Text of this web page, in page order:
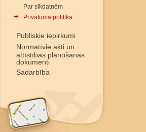
Par sīkdatnēm
Privātuma politika
Publiskie iepirkumi
Normatīvie akti un
attīstības plānošanas
dokumenti
Sadarbība